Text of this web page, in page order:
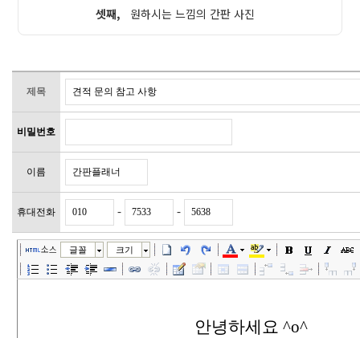
셋째,
원하시는 느낌의 간판 사진
제목
비밀번호
이름
휴대전화 - -
소스 글꼴 크기